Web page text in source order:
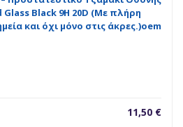
Glass Black 9H 20D (Με πλήρη
και όχι μόνο στις άκρες.)oem
11,50 €